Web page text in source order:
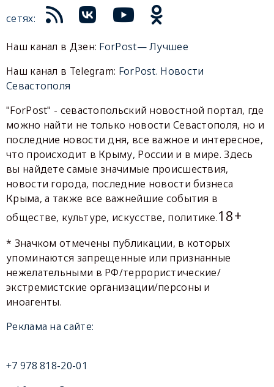
сетях:
Наш канал в Дзен: ForPost— Лучшее
Наш канал в Telegram: ForPost. Новости
Севастополя
"ForPost" - севастопольский новостной портал, где
можно найти не только новости Севастополя, но и
последние новости дня, все важное и интересное,
что происходит в Крыму, России и в мире. Здесь
вы найдете самые значимые происшествия,
новости города, последние новости бизнеса
Крыма, а также все важнейшие события в
обществе, культуре, искусстве, политике.18+
* Значком отмечены публикации, в которых
упоминаются запрещенные или признанные
нежелательными в РФ/террористические/
экстремистские организации/персоны и
иноагенты.
Реклама на сайте:
+7 978 818-20-01